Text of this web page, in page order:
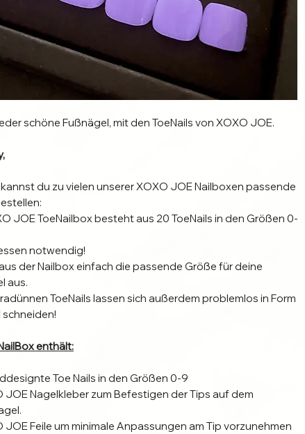
schöne Fußnägel, mit den ToeNails von XOXO JOE.
du zu vielen unserer XOXO JOE Nailboxen passende
JOE ToeNailbox besteht aus 20 ToeNails in den Größen 0-
notwendig!
der Nailbox einfach die passende Größe für deine
aus.
ToeNails lassen sich außerdem problemlos in Form
schneiden!
enthält:
Toe Nails in den Größen 0-9
JOE Nagelkleber zum Befestigen der Tips auf dem
JOE Feile um minimale Anpassungen am Tip vorzunehmen